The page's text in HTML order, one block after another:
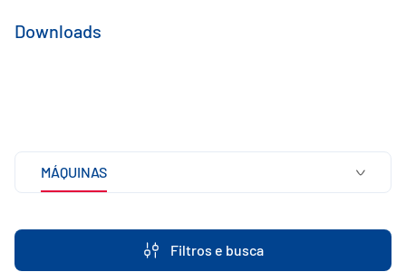
Downloads
Filtros e busca
MÁQUINAS